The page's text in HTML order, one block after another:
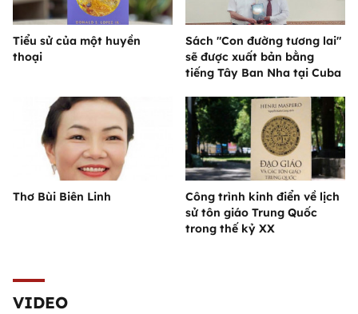
Tiểu sử của một huyền
thoại
Sách "Con đường tương lai"
sẽ được xuất bản bằng
tiếng Tây Ban Nha tại Cuba
Thơ Bùi Biên Linh
Công trình kinh điển về lịch
sử tôn giáo Trung Quốc
trong thế kỷ XX
VIDEO